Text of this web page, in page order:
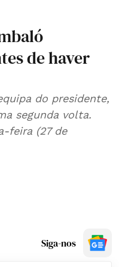
de haver
do presidente,
segunda volta.
feira (27 de
Siga-nos